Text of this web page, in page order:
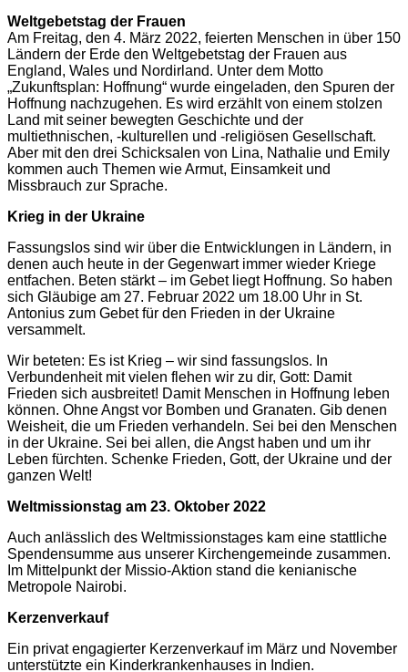
Weltgebetstag der Frauen
Am Freitag, den 4. März 2022, feierten Menschen in über 150
Ländern der Erde den Weltgebetstag der Frauen aus
England, Wales und Nordirland. Unter dem Motto
„Zukunftsplan: Hoffnung“ wurde eingeladen, den Spuren der
Hoffnung nachzugehen. Es wird erzählt von einem stolzen
Land mit seiner bewegten Geschichte und der
multiethnischen, -kulturellen und -religiösen Gesellschaft.
Aber mit den drei Schicksalen von Lina, Nathalie und Emily
kommen auch Themen wie Armut, Einsamkeit und
Missbrauch zur Sprache.
Krieg in der Ukraine
Fassungslos sind wir über die Entwicklungen in Ländern, in
denen auch heute in der Gegenwart immer wieder Kriege
entfachen. Beten stärkt – im Gebet liegt Hoffnung. So haben
sich Gläubige am 27. Februar 2022 um 18.00 Uhr in St.
Antonius zum Gebet für den Frieden in der Ukraine
versammelt.
Wir beteten: Es ist Krieg – wir sind fassungslos. In
Verbundenheit mit vielen flehen wir zu dir, Gott: Damit
Frieden sich ausbreitet! Damit Menschen in Hoffnung leben
können. Ohne Angst vor Bomben und Granaten. Gib denen
Weisheit, die um Frieden verhandeln. Sei bei den Menschen
in der Ukraine. Sei bei allen, die Angst haben und um ihr
Leben fürchten. Schenke Frieden, Gott, der Ukraine und der
ganzen Welt!
Weltmissionstag am 23. Oktober 2022
Auch anlässlich des Weltmissionstages kam eine stattliche
Spendensumme aus unserer Kirchengemeinde zusammen.
Im Mittelpunkt der Missio-Aktion stand die kenianische
Metropole Nairobi.
Kerzenverkauf
Ein privat engagierter Kerzenverkauf im März und November
unterstützte ein Kinderkrankenhauses in Indien.